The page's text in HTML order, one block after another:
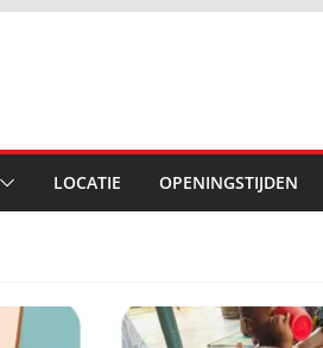
LOCATIE OPENINGSTIJDEN